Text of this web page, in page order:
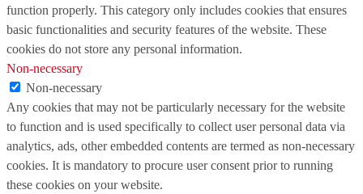
function properly. This category only includes cookies that ensures
basic functionalities and security features of the website. These
cookies do not store any personal information.
Non-necessary
Non-necessary
Any cookies that may not be particularly necessary for the website
to function and is used specifically to collect user personal data via
analytics, ads, other embedded contents are termed as non-necessary
cookies. It is mandatory to procure user consent prior to running
these cookies on your website.